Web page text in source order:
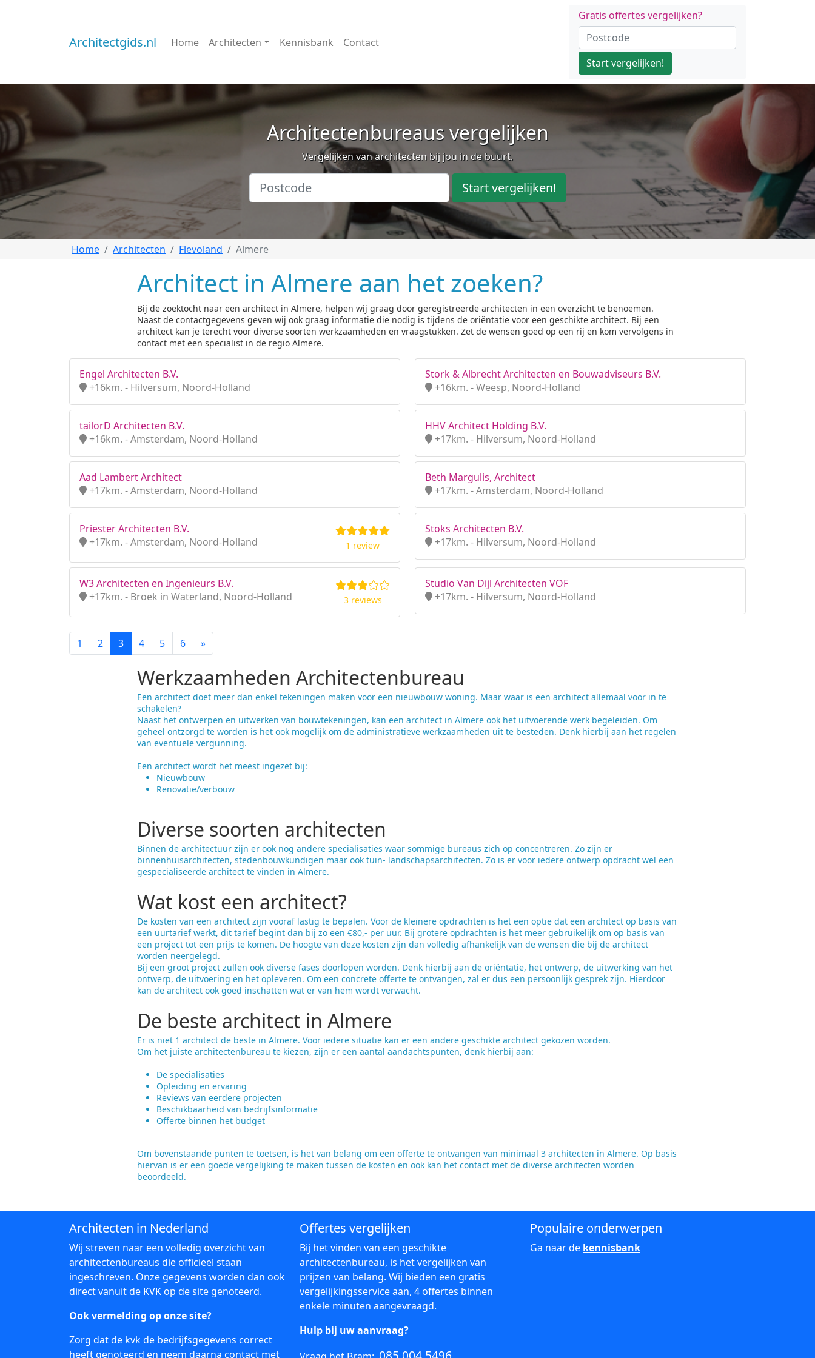
Architectgids.nl Home Architecten Kennisbank Contact
Gratis offertes vergelijken?
Start vergelijken!
Architectenbureaus vergelijken
Vergelijken van architecten bij jou in de buurt.
Start vergelijken!
Home Architecten Flevoland Almere
Architect in Almere aan het zoeken?
Bij de zoektocht naar een architect in Almere, helpen wij graag door geregistreerde architecten in een overzicht te benoemen.
Naast de contactgegevens geven wij ook graag informatie die nodig is tijdens de oriëntatie voor een geschikte architect. Bij een
architect kan je terecht voor diverse soorten werkzaamheden en vraagstukken. Zet de wensen goed op een rij en kom vervolgens in
contact met een specialist in de regio Almere.
Engel Architecten B.V.
+16km. - Hilversum, Noord-Holland
Stork & Albrecht Architecten en Bouwadviseurs B.V.
+16km. - Weesp, Noord-Holland
tailorD Architecten B.V.
+16km. - Amsterdam, Noord-Holland
HHV Architect Holding B.V.
+17km. - Hilversum, Noord-Holland
Aad Lambert Architect
+17km. - Amsterdam, Noord-Holland
Beth Margulis, Architect
+17km. - Amsterdam, Noord-Holland
Priester Architecten B.V.
+17km. - Amsterdam, Noord-Holland
1 review
Stoks Architecten B.V.
+17km. - Hilversum, Noord-Holland
W3 Architecten en Ingenieurs B.V.
+17km. - Broek in Waterland, Noord-Holland
3 reviews
Studio Van Dijl Architecten VOF
+17km. - Hilversum, Noord-Holland
1 2 3 4 5 6 »
Werkzaamheden Architectenbureau
Een architect doet meer dan enkel tekeningen maken voor een nieuwbouw woning. Maar waar is een architect allemaal voor in te
schakelen?
Naast het ontwerpen en uitwerken van bouwtekeningen, kan een architect in Almere ook het uitvoerende werk begeleiden. Om
geheel ontzorgd te worden is het ook mogelijk om de administratieve werkzaamheden uit te besteden. Denk hierbij aan het regelen
van eventuele vergunning.
Een architect wordt het meest ingezet bij:
Nieuwbouw
Renovatie/verbouw
Diverse soorten architecten
Binnen de architectuur zijn er ook nog andere specialisaties waar sommige bureaus zich op concentreren. Zo zijn er
binnenhuisarchitecten, stedenbouwkundigen maar ook tuin- landschapsarchitecten. Zo is er voor iedere ontwerp opdracht wel een
gespecialiseerde architect te vinden in Almere.
Wat kost een architect?
De kosten van een architect zijn vooraf lastig te bepalen. Voor de kleinere opdrachten is het een optie dat een architect op basis van
een uurtarief werkt, dit tarief begint dan bij zo een €80,- per uur. Bij grotere opdrachten is het meer gebruikelijk om op basis van
een project tot een prijs te komen. De hoogte van deze kosten zijn dan volledig afhankelijk van de wensen die bij de architect
worden neergelegd.
Bij een groot project zullen ook diverse fases doorlopen worden. Denk hierbij aan de oriëntatie, het ontwerp, de uitwerking van het
ontwerp, de uitvoering en het opleveren. Om een concrete offerte te ontvangen, zal er dus een persoonlijk gesprek zijn. Hierdoor
kan de architect ook goed inschatten wat er van hem wordt verwacht.
De beste architect in Almere
Er is niet 1 architect de beste in Almere. Voor iedere situatie kan er een andere geschikte architect gekozen worden.
Om het juiste architectenbureau te kiezen, zijn er een aantal aandachtspunten, denk hierbij aan:
De specialisaties
Opleiding en ervaring
Reviews van eerdere projecten
Beschikbaarheid van bedrijfsinformatie
Offerte binnen het budget
Om bovenstaande punten te toetsen, is het van belang om een offerte te ontvangen van minimaal 3 architecten in Almere. Op basis
hiervan is er een goede vergelijking te maken tussen de kosten en ook kan het contact met de diverse architecten worden
beoordeeld.
Architecten in Nederland
Wij streven naar een volledig overzicht van
architectenbureaus die officieel staan
ingeschreven. Onze gegevens worden dan ook
direct vanuit de KVK op de site genoteerd.
Ook vermelding op onze site?
Zorg dat de kvk de bedrijfsgegevens correct
heeft genoteerd en neem daarna contact met
Offertes vergelijken
Bij het vinden van een geschikte
architectenbureau, is het vergelijken van
prijzen van belang. Wij bieden een gratis
vergelijkingsservice aan, 4 offertes binnen
enkele minuten aangevraagd.
Hulp bij uw aanvraag?
Populaire onderwerpen
Ga naar de kennisbank